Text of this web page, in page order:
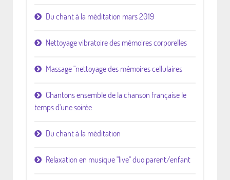
Du chant à la méditation mars 2019
Nettoyage vibratoire des mémoires corporelles
Massage "nettoyage des mémoires cellulaires
Chantons ensemble de la chanson française le
temps d'une soirée
Du chant à la méditation
Relaxation en musique "live" duo parent/enfant